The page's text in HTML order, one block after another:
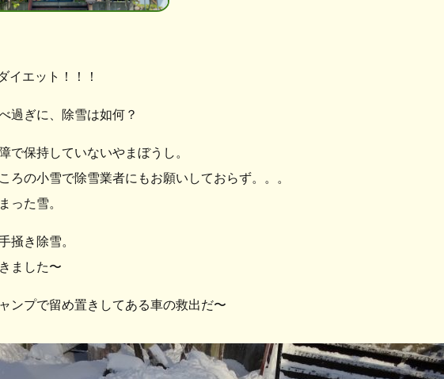
イエット！！！
過ぎに、除雪は如何？
で保持していないやまぼうし。
ろの小雪で除雪業者にもお願いしておらず。。。
った雪。
掻き除雪。
ました〜
ンプで留め置きしてある車の救出だ〜